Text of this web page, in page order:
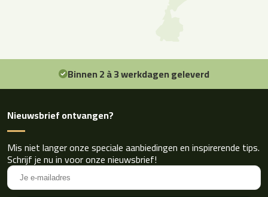
Binnen 2 à 3 werkdagen geleverd
Nieuwsbrief ontvangen?
Mis niet langer onze speciale aanbiedingen en inspirerende tips.
Schrijf je nu in voor onze nieuwsbrief!